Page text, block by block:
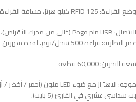
وضع القراءة: RFID 125 كيلو هرتز، مسافة القراءة: 3 سم – 5 سم
عمر البطارية: قراءة 500 سجل/يوم، لمدة شهرين من الاستخدام.
سعة التخزين: 60,000 قطعة
بت سداسي عشري في القارئ (5 بايت).